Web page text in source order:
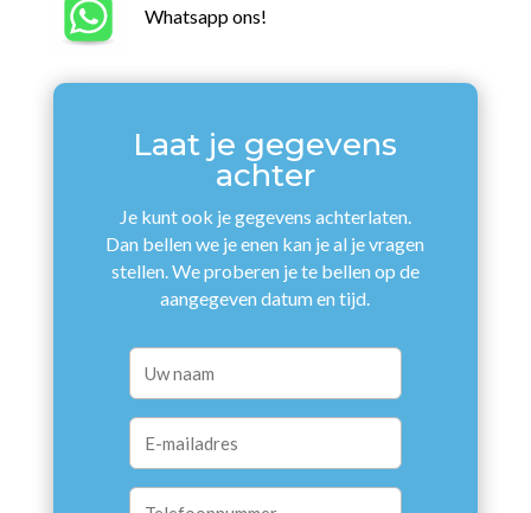
Whatsapp ons!
Laat je gegevens
achter
Je kunt ook je gegevens achterlaten.
Dan bellen we je enen kan je al je vragen
stellen. We proberen je te bellen op de
aangegeven datum en tijd.